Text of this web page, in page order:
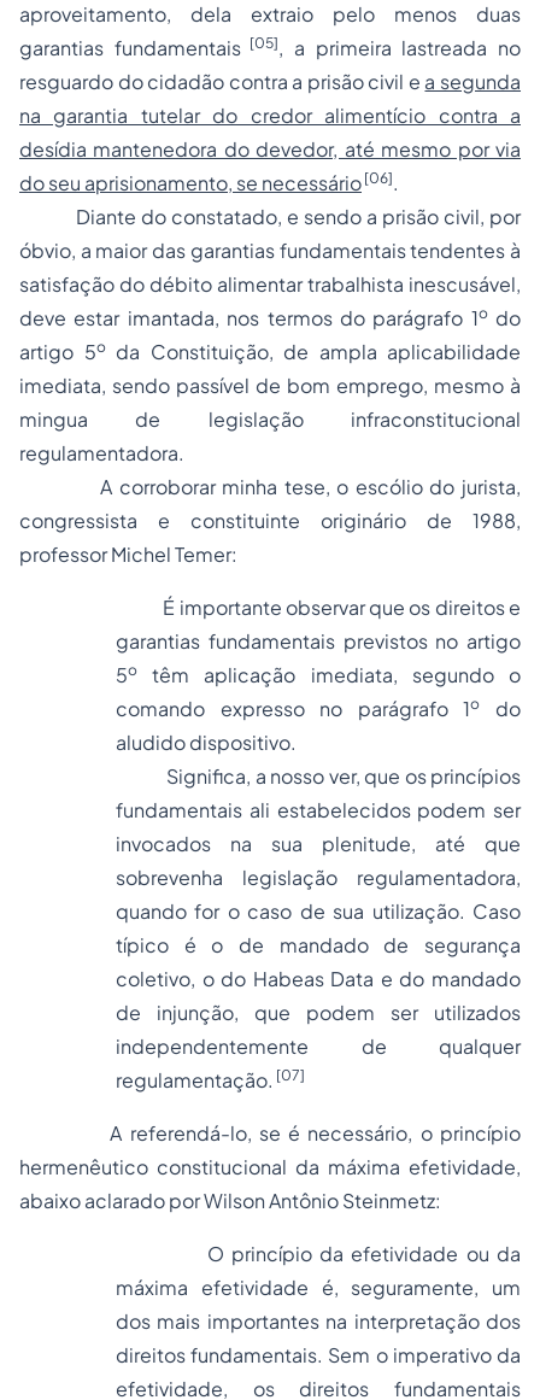
aproveitamento, dela extraio pelo menos duas
garantias fundamentais [05], a primeira lastreada no
resguardo do cidadão contra a prisão civil e a segunda
na garantia tutelar do credor alimentício contra a
desídia mantenedora do devedor, até mesmo por via
do seu aprisionamento, se necessário [06].
Diante do constatado, e sendo a prisão civil, por
óbvio, a maior das garantias fundamentais tendentes à
satisfação do débito alimentar trabalhista inescusável,
deve estar imantada, nos termos do parágrafo 1odo
artigo 5oda Constituição, de ampla aplicabilidade
imediata, sendo passível de bom emprego, mesmo à
mingua de legislação infraconstitucional
regulamentadora.
A corroborar minha tese, o escólio do jurista,
congressista e constituinte originário de 1988,
professor Michel Temer:
É importante observar que os direitos e
garantias fundamentais previstos no artigo
5o
têm aplicação imediata, segundo o
comando expresso no parágrafo 1o
do
aludido dispositivo.
Significa, a nosso ver, que os princípios
fundamentais ali estabelecidos podem ser
invocados na sua plenitude, até que
sobrevenha legislação regulamentadora,
quando for o caso de sua utilização. Caso
típico é o de mandado de segurança
coletivo, o do Habeas Data e do mandado
de injunção, que podem ser utilizados
independentemente de qualquer
regulamentação. [07]
A referendá-lo, se é necessário, o princípio
hermenêutico constitucional da máxima efetividade,
abaixo aclarado por Wilson Antônio Steinmetz:
O princípio da efetividade ou da
máxima efetividade é, seguramente, um
dos mais importantes na interpretação dos
direitos fundamentais. Sem o imperativo da
efetividade, os direitos fundamentais